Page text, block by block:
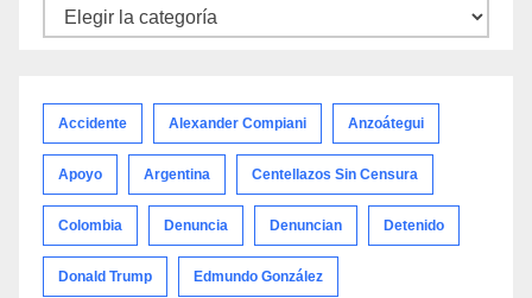
Noticias
Accidente Alexander Compiani Anzoátegui
Apoyo Argentina Centellazos Sin Censura
Colombia Denuncia Denuncian Detenido
Donald Trump Edmundo González